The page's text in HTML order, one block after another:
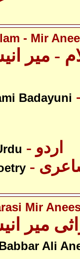
- Mir
- میر
Badayuni
- اردو
Mir
میر
Ali